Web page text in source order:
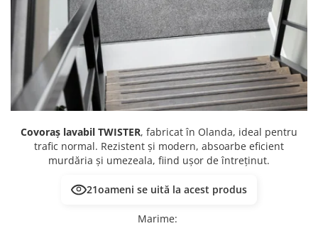
Covoraș lavabil TWISTER, fabricat în Olanda, ideal pentru
trafic normal. Rezistent și modern, absoarbe eficient
murdăria și umezeala, fiind ușor de întreținut.
21oameni se uită la acest produs
Marime: